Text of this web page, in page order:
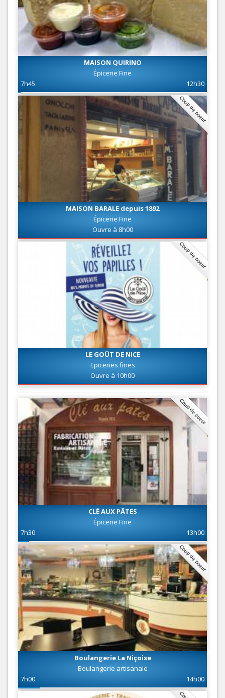
MAISON QUIRINO
Épicerie Fine
7h45
12h30
Coup de coeur
MAISON BARALE depuis 1892
Épicerie Fine
Ouvre à 8h00
Coup de coeur
LE GOÛT DE NICE
Epiceries fines
Ouvre à 10h00
Coup de coeur
CLÉ AUX PÂTES
Épicerie Fine
7h30
13h00
Coup de coeur
Boulangerie La Niçoise
Boulangerie artisanale
7h00
14h00